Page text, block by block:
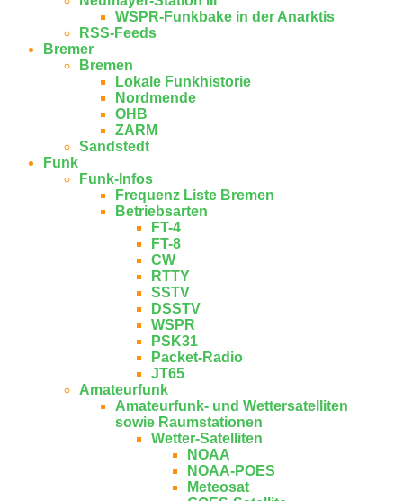
WSPR-Funkbake in der Anarktis
RSS-Feeds
Bremer
Bremen
Lokale Funkhistorie
Nordmende
OHB
ZARM
Sandstedt
Funk
Funk-Infos
Frequenz Liste Bremen
Betriebsarten
FT-4
FT-8
CW
RTTY
SSTV
DSSTV
WSPR
PSK31
Packet-Radio
JT65
Amateurfunk
Amateurfunk- und Wettersatelliten
sowie Raumstationen
Wetter-Satelliten
NOAA
NOAA-POES
Meteosat